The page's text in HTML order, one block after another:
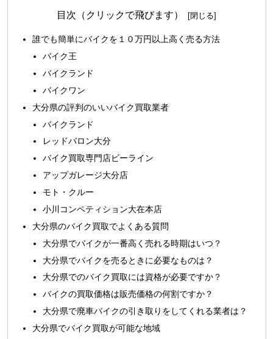
目次（クリックで飛びます）
誰でも簡単にバイクを１０万円以上高く売る方法
バイク王
バイクランド
バイクワン
大分県の評判のいいバイク買取業者
バイクランド
レッドバロン大分
バイク買取専門店ビーライン
アップガレージ大分店
モト・クルー
小川コンペティション大在本店
大分県のバイク買取でよくある質問
大分県でバイクが一番高く売れる時期はいつ？
大分県でバイクを売るときに必要なものは？
大分県でのバイク買取には資格が必要ですか？
バイクの買取価格は販売価格の何割ですか？
大分県で廃車バイクの引き取りをしてくれる業者は？
大分県でバイク買取が可能な地域